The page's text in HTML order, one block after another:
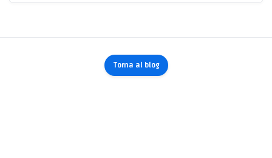
Torna al blog